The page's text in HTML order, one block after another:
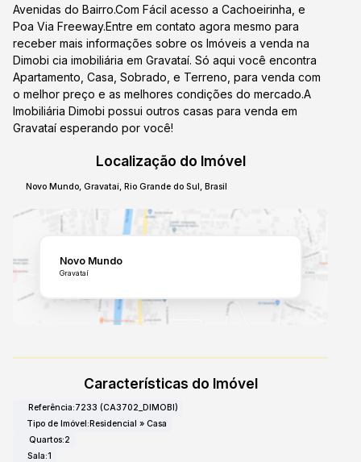
Avenidas do Bairro.Com Fácil acesso a Cachoeirinha, e
Poa Via Freeway.Entre em contato agora mesmo para
receber mais informações sobre os Imóveis a venda na
Dimobi cia imobiliária em Gravataí. Só aqui você encontra
Apartamento, Casa, Sobrado, e Terreno, para venda com
o melhor preço e as melhores condições do mercado.A
Imobiliária Dimobi possui outros casas para venda em
Gravataí esperando por você!
Localização do Imóvel
Novo Mundo,Gravataí,Rio Grande do Sul,Brasil
Novo Mundo
Gravataí
Características do Imóvel
Referência:7233 (CA3702_DIMOBI)
Tipo de Imóvel:Residencial » Casa
Quartos:2
Sala:1